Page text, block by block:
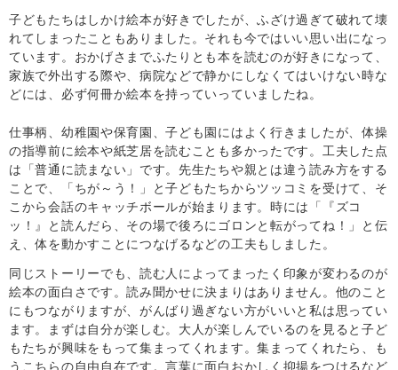
子どもたちはしかけ絵本が好きでしたが、ふざけ過ぎて破れて壊
れてしまったこともありました。それも今ではいい思い出になっ
ています。おかげさまでふたりとも本を読むのが好きになって、
家族で外出する際や、病院などで静かにしなくてはいけない時な
どには、必ず何冊か絵本を持っていっていましたね。
仕事柄、幼稚園や保育園、子ども園にはよく行きましたが、体操
の指導前に絵本や紙芝居を読むことも多かったです。工夫した点
は「普通に読まない」です。先生たちや親とは違う読み方をする
ことで、「ちが～う！」と子どもたちからツッコミを受けて、そ
こから会話のキャッチボールが始まります。時には「『ズコ
ッ！』と読んだら、その場で後ろにゴロンと転がってね！」と伝
え、体を動かすことにつなげるなどの工夫もしました。
同じストーリーでも、読む人によってまったく印象が変わるのが
絵本の面白さです。読み聞かせに決まりはありません。他のこと
にもつながりますが、がんばり過ぎない方がいいと私は思ってい
ます。まずは自分が楽しむ。大人が楽しんでいるのを見ると子ど
もたちが興味をもって集まってくれます。集まってくれたら、も
うこちらの自由自在です。言葉に面白おかしく抑揚をつけるなど